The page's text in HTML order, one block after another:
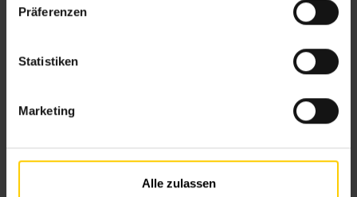
Präferenzen
Statistiken
Marketing
Alle zulassen